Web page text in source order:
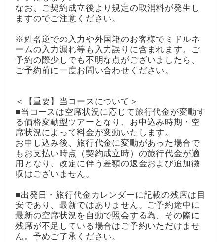
なお、ご契約成立後より規定の取消料が発生し
ますのでご注意ください。
※姓名逆での入力や外国籍のお客様でミドルネ
ームの入力漏れ等も入力誤りに含まれます。ご
予約の際少しでも不明な点がございましたら、
ご予約前に一度お問い合わせください。
＜【重要】当コースについて＞
■当コースは空席状況に応じて旅行代金が変動す
る価格変動型ツアーとなり、お申込み時期・空
席状況によって料金が変動いたします。
お申し込み後、旅行代金に変動があった場合で
もお支払い時点（契約成立時）の旅行代金が適
用となり、改定に伴う差額の返金および追加徴
収はございません。
■出発日・旅行代金カレンダーに記載の残席は目
安であり、最新ではありません。ご予約途中に
最新の空席状況を自動で照会する為、その際に
残席が不足している場合はご予約いただけませ
ん。予めご了承ください。